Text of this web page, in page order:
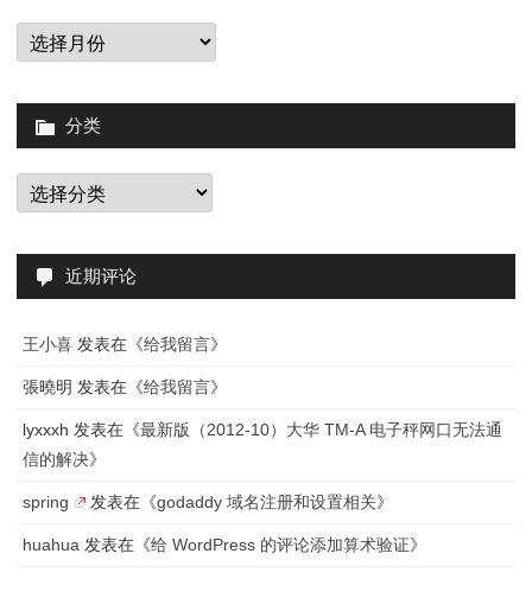
归
档
分类
分
类
近期评论
王小喜 发表在《给我留言》
張曉明 发表在《给我留言》
lyxxxh 发表在《最新版（2012-10）大华 TM-A 电子秤网口无法通
信的解决》
spring 发表在《godaddy 域名注册和设置相关》
huahua 发表在《给 WordPress 的评论添加算术验证》